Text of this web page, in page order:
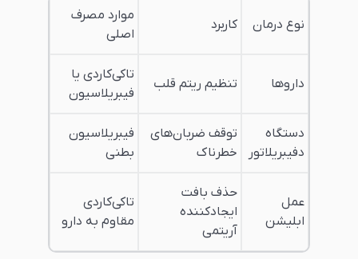
نوع درمان کاربرد
موارد مصرف
اصلی
داروها تنظیم ریتم قلب
تاکی‌کاردی یا
فیبریلاسیون
دستگاه
دفیبریلاتور
توقف ضربان‌های
خطرناک
فیبریلاسیون
بطنی
عمل
ابلیشن
حذف بافت
ایجاد‌کننده
آریتمی
تاکی‌کاردی
مقاوم به دارو